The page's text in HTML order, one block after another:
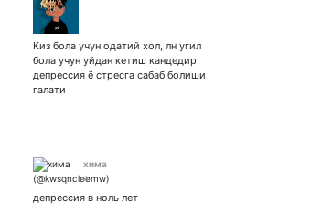
Киз бола учун одатий хол, лн угил
бола учун уйдан кетиш кандедир
депрессия ё стресга сабаб болиши
галати
хима
а
депрессия в ноль лет